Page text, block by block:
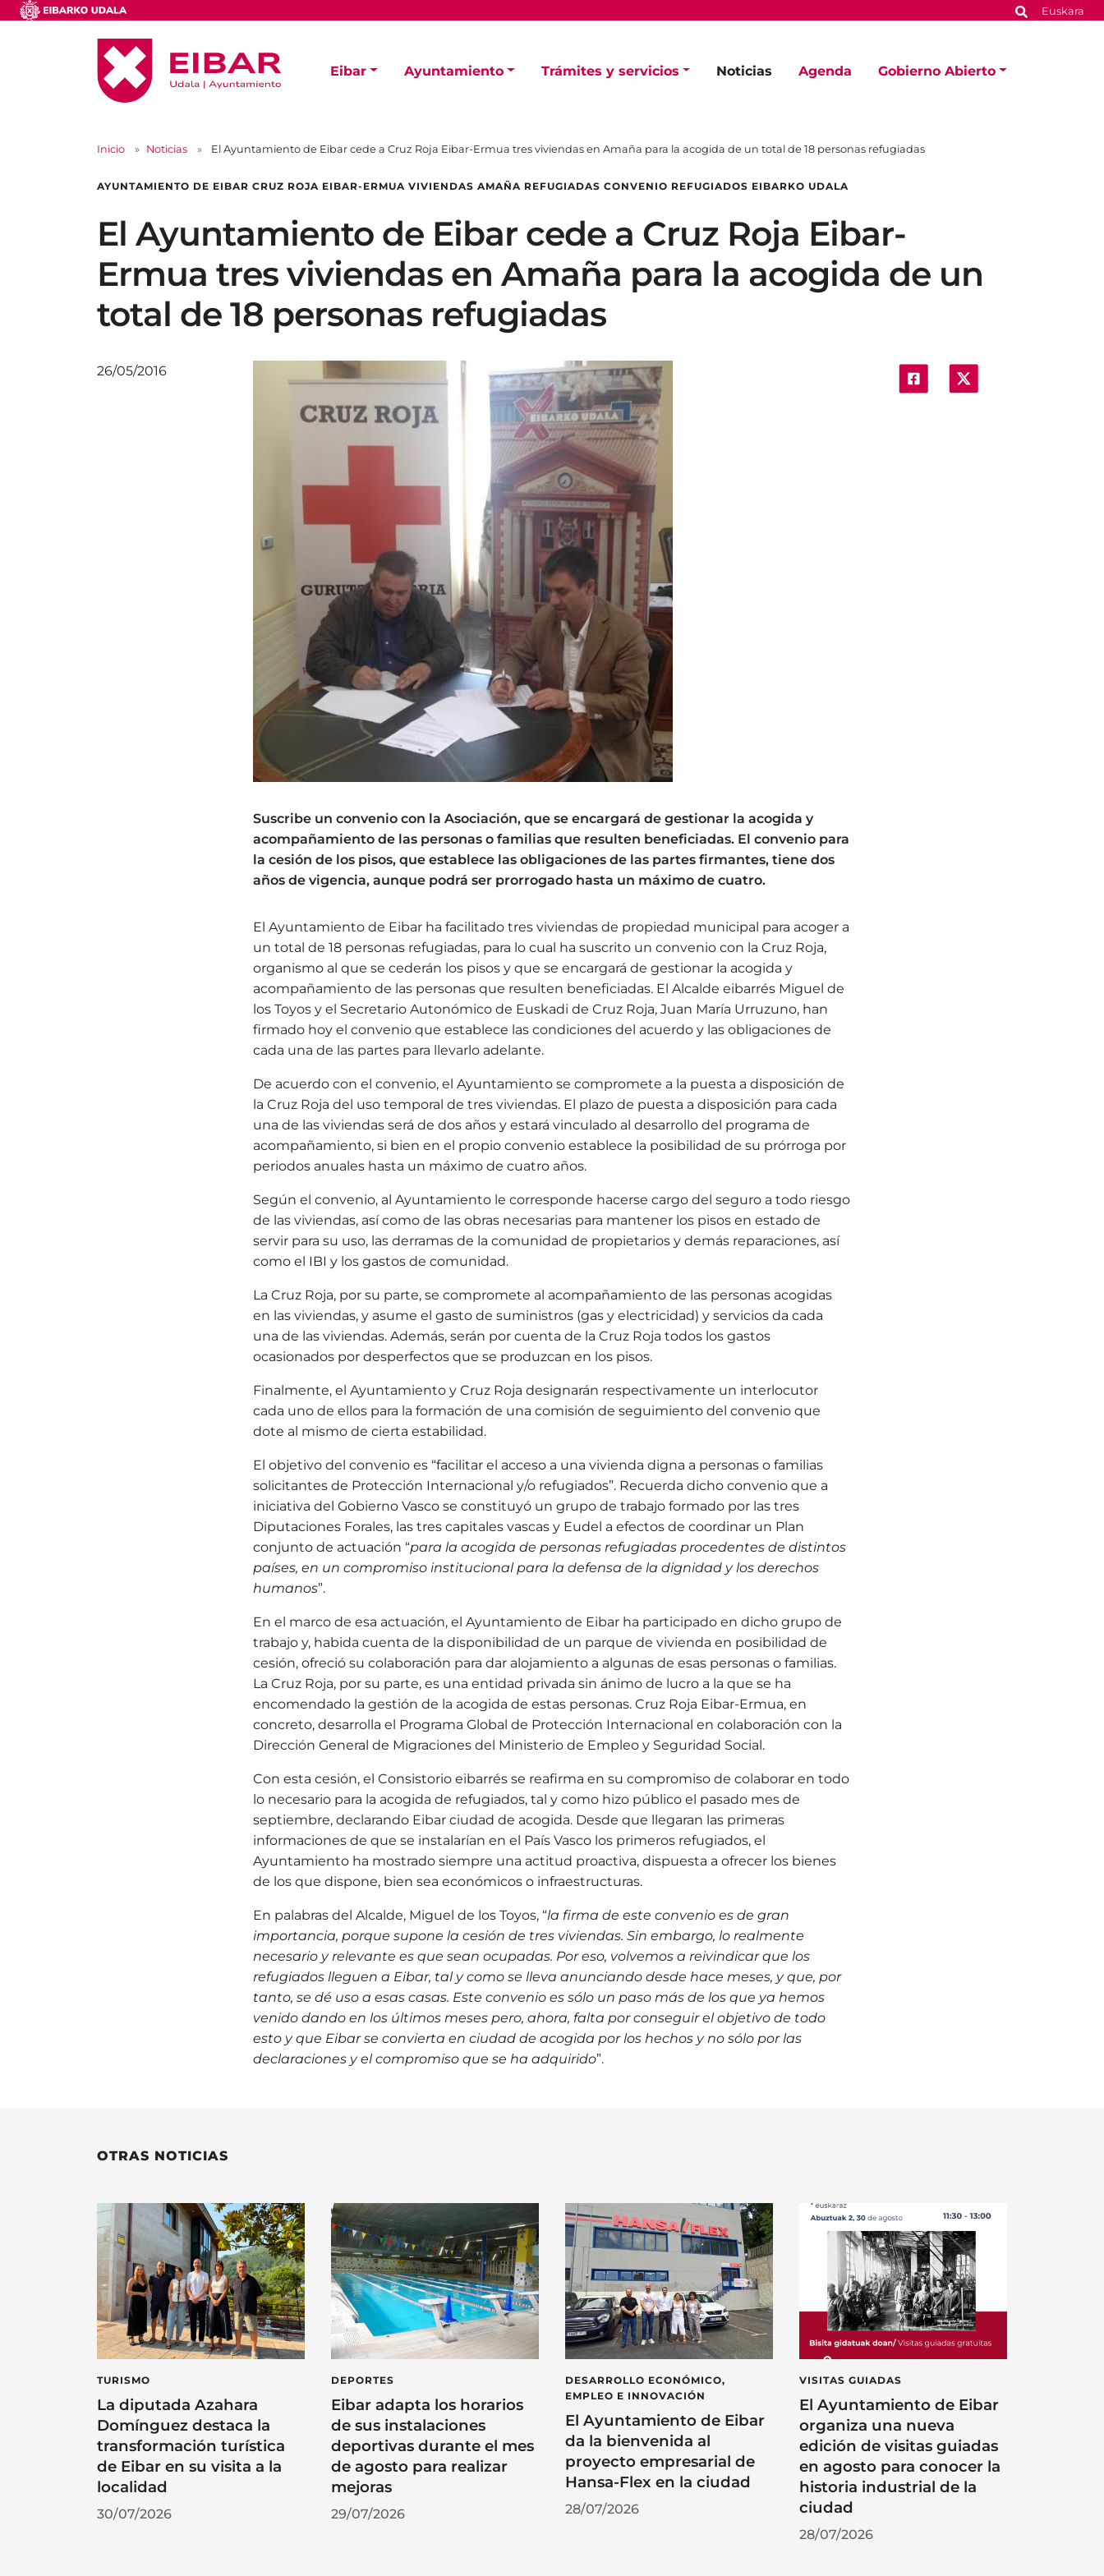
Euskara
Eibar Ayuntamiento Trámites y servicios Noticias Agenda Gobierno Abierto
Inicio Noticias El Ayuntamiento de Eibar cede a Cruz Roja Eibar-Ermua tres viviendas en Amaña para la acogida de un total de 18 personas refugiadas
AYUNTAMIENTO DE EIBAR CRUZ ROJA EIBAR-ERMUA VIVIENDAS AMAÑA REFUGIADAS CONVENIO REFUGIADOS EIBARKO UDALA
El Ayuntamiento de Eibar cede a Cruz Roja Eibar-
Ermua tres viviendas en Amaña para la acogida de un
total de 18 personas refugiadas
26/05/2016
Suscribe un convenio con la Asociación, que se encargará de gestionar la acogida y
acompañamiento de las personas o familias que resulten beneficiadas. El convenio para
la cesión de los pisos, que establece las obligaciones de las partes firmantes, tiene dos
años de vigencia, aunque podrá ser prorrogado hasta un máximo de cuatro.
El Ayuntamiento de Eibar ha facilitado tres viviendas de propiedad municipal para acoger a
un total de 18 personas refugiadas, para lo cual ha suscrito un convenio con la Cruz Roja,
organismo al que se cederán los pisos y que se encargará de gestionar la acogida y
acompañamiento de las personas que resulten beneficiadas. El Alcalde eibarrés Miguel de
los Toyos y el Secretario Autonómico de Euskadi de Cruz Roja, Juan María Urruzuno, han
firmado hoy el convenio que establece las condiciones del acuerdo y las obligaciones de
cada una de las partes para llevarlo adelante.
De acuerdo con el convenio, el Ayuntamiento se compromete a la puesta a disposición de
la Cruz Roja del uso temporal de tres viviendas. El plazo de puesta a disposición para cada
una de las viviendas será de dos años y estará vinculado al desarrollo del programa de
acompañamiento, si bien en el propio convenio establece la posibilidad de su prórroga por
periodos anuales hasta un máximo de cuatro años.
Según el convenio, al Ayuntamiento le corresponde hacerse cargo del seguro a todo riesgo
de las viviendas, así como de las obras necesarias para mantener los pisos en estado de
servir para su uso, las derramas de la comunidad de propietarios y demás reparaciones, así
como el IBI y los gastos de comunidad.
La Cruz Roja, por su parte, se compromete al acompañamiento de las personas acogidas
en las viviendas, y asume el gasto de suministros (gas y electricidad) y servicios da cada
una de las viviendas. Además, serán por cuenta de la Cruz Roja todos los gastos
ocasionados por desperfectos que se produzcan en los pisos.
Finalmente, el Ayuntamiento y Cruz Roja designarán respectivamente un interlocutor
cada uno de ellos para la formación de una comisión de seguimiento del convenio que
dote al mismo de cierta estabilidad.
El objetivo del convenio es “facilitar el acceso a una vivienda digna a personas o familias
solicitantes de Protección Internacional y/o refugiados”. Recuerda dicho convenio que a
iniciativa del Gobierno Vasco se constituyó un grupo de trabajo formado por las tres
Diputaciones Forales, las tres capitales vascas y Eudel a efectos de coordinar un Plan
conjunto de actuación “para la acogida de personas refugiadas procedentes de distintos
países, en un compromiso institucional para la defensa de la dignidad y los derechos
humanos”.
En el marco de esa actuación, el Ayuntamiento de Eibar ha participado en dicho grupo de
trabajo y, habida cuenta de la disponibilidad de un parque de vivienda en posibilidad de
cesión, ofreció su colaboración para dar alojamiento a algunas de esas personas o familias.
La Cruz Roja, por su parte, es una entidad privada sin ánimo de lucro a la que se ha
encomendado la gestión de la acogida de estas personas. Cruz Roja Eibar-Ermua, en
concreto, desarrolla el Programa Global de Protección Internacional en colaboración con la
Dirección General de Migraciones del Ministerio de Empleo y Seguridad Social.
Con esta cesión, el Consistorio eibarrés se reafirma en su compromiso de colaborar en todo
lo necesario para la acogida de refugiados, tal y como hizo público el pasado mes de
septiembre, declarando Eibar ciudad de acogida. Desde que llegaran las primeras
informaciones de que se instalarían en el País Vasco los primeros refugiados, el
Ayuntamiento ha mostrado siempre una actitud proactiva, dispuesta a ofrecer los bienes
de los que dispone, bien sea económicos o infraestructuras.
En palabras del Alcalde, Miguel de los Toyos, “la firma de este convenio es de gran
importancia, porque supone la cesión de tres viviendas. Sin embargo, lo realmente
necesario y relevante es que sean ocupadas. Por eso, volvemos a reivindicar que los
refugiados lleguen a Eibar, tal y como se lleva anunciando desde hace meses, y que, por
tanto, se dé uso a esas casas. Este convenio es sólo un paso más de los que ya hemos
venido dando en los últimos meses pero, ahora, falta por conseguir el objetivo de todo
esto y que Eibar se convierta en ciudad de acogida por los hechos y no sólo por las
declaraciones y el compromiso que se ha adquirido”.
OTRAS NOTICIAS
TURISMO
La diputada Azahara
Domínguez destaca la
transformación turística
de Eibar en su visita a la
localidad
30/07/2026
DEPORTES
Eibar adapta los horarios
de sus instalaciones
deportivas durante el mes
de agosto para realizar
mejoras
29/07/2026
DESARROLLO ECONÓMICO,
EMPLEO E INNOVACIÓN
El Ayuntamiento de Eibar
da la bienvenida al
proyecto empresarial de
Hansa-Flex en la ciudad
28/07/2026
VISITAS GUIADAS
El Ayuntamiento de Eibar
organiza una nueva
edición de visitas guiadas
en agosto para conocer la
historia industrial de la
ciudad
28/07/2026